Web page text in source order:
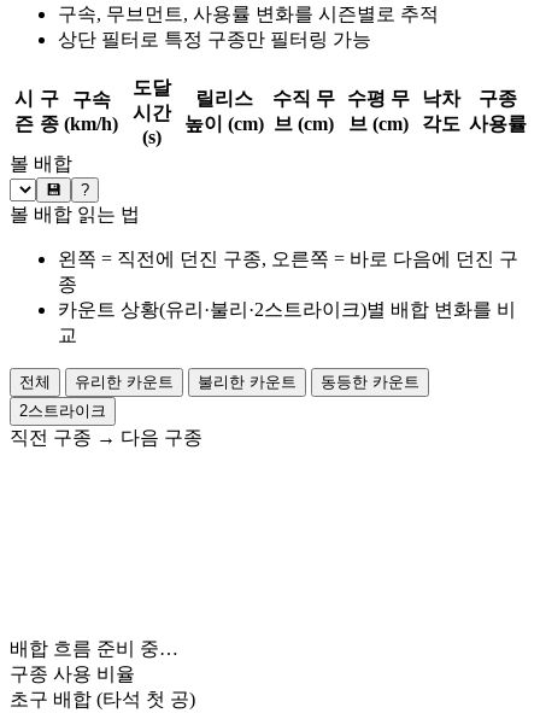
구속, 무브먼트, 사용률 변화를 시즌별로 추적
상단 필터로 특정 구종만 필터링 가능
시
즌
구
종
구속
(km/h)
도달
시간
(s)
릴리스
높이 (cm)
수직 무
브 (cm)
수평 무
브 (cm)
낙차
각도
구종
사용률
볼 배합
💾 ?
볼 배합 읽는 법
왼쪽 = 직전에 던진 구종, 오른쪽 = 바로 다음에 던진 구
종
카운트 상황(유리·불리·2스트라이크)별 배합 변화를 비
교
전체 유리한 카운트 불리한 카운트
동등한 카운트
2스트라이크
직전 구종 → 다음 구종
배합 흐름 준비 중…
구종 사용 비율
초구 배합 (타석 첫 공)